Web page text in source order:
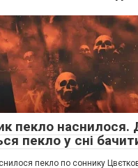
пекло наснилося.
пекло у сні
пекло по соннику